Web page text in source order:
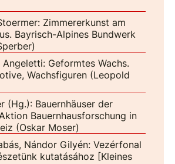
Zimmererkunst am
Bayrisch-Alpines Bundwerk
Geformtes Wachs.
Wachsfiguren (Leopold
(Hg.): Bauernhäuser der
Bauernhausforschung in
(Oskar Moser)
Nándor Gilyén: Vezérfonal
kutatásához [Kleines